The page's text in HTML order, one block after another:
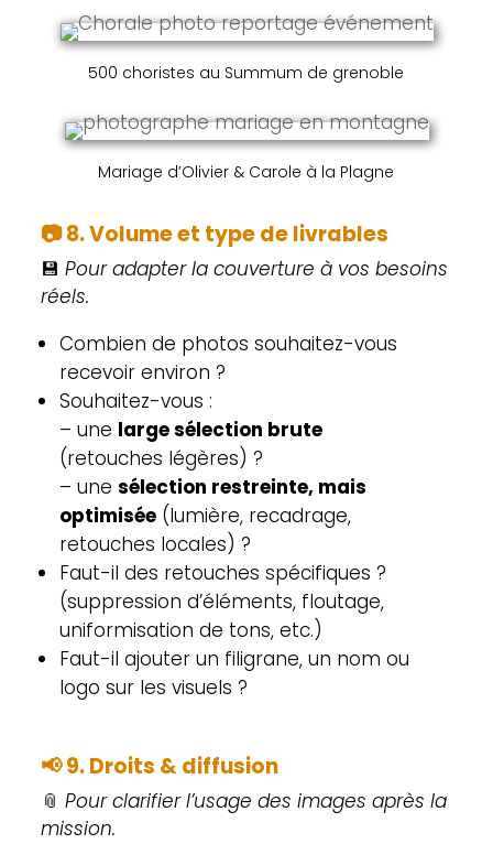
500 choristes au Summum de grenoble
Mariage d’Olivier & Carole à la Plagne
📷8. Volume et type de livrables
💾Pour adapter la couverture à vos besoins
réels.
Combien de photos souhaitez-vous
recevoir environ ?
Souhaitez-vous :
– une large sélection brute
(retouches légères) ?
– unesélection restreinte, mais
optimisée (lumière, recadrage,
retouches locales) ?
Faut-il des retouches spécifiques ?
(suppression d’éléments, floutage,
uniformisation de tons, etc.)
Faut-il ajouter un filigrane, un nom ou
logo sur les visuels ?
📢 9. Droits & diffusion
📎Pour clarifier l’usage des images après la
mission.